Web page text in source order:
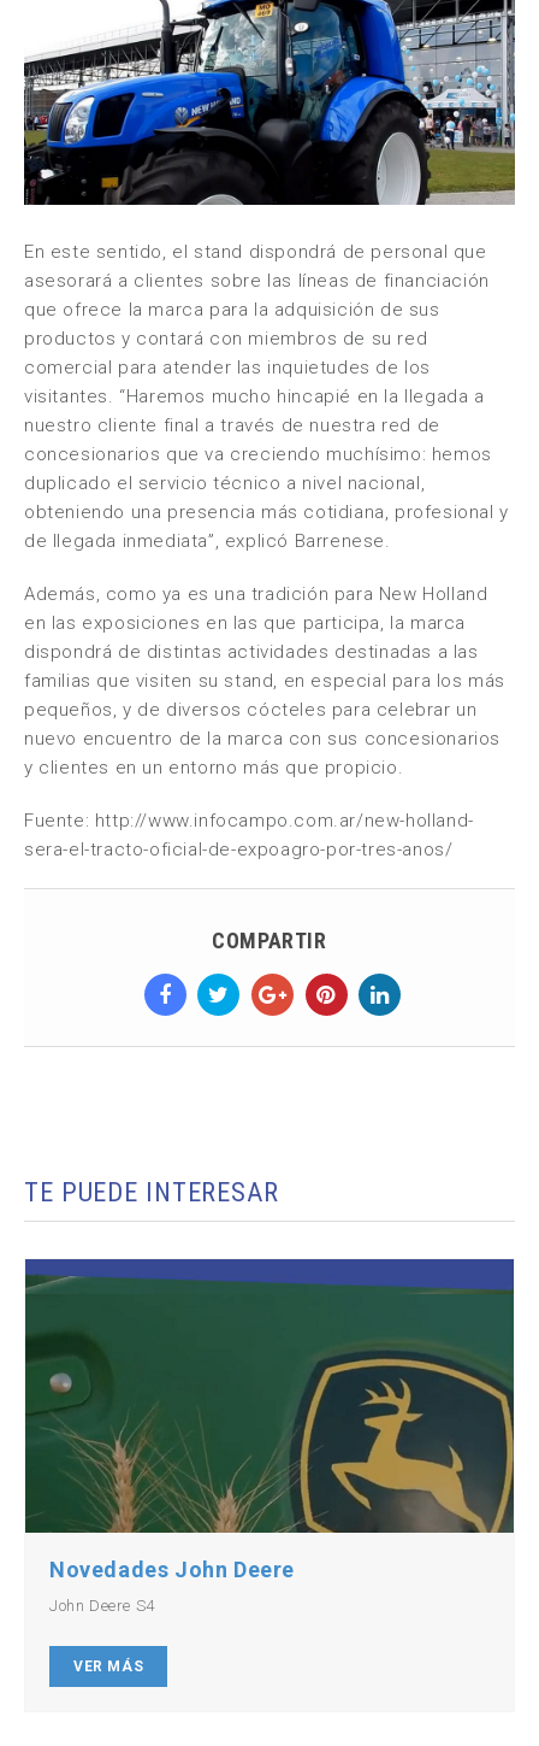
En este sentido, el stand dispondrá de personal que
asesorará a clientes sobre las líneas de financiación
que ofrece la marca para la adquisición de sus
productos y contará con miembros de su red
comercial para atender las inquietudes de los
visitantes. “Haremos mucho hincapié en la llegada a
nuestro cliente final a través de nuestra red de
concesionarios que va creciendo muchísimo: hemos
duplicado el servicio técnico a nivel nacional,
obteniendo una presencia más cotidiana, profesional y
de llegada inmediata”, explicó Barrenese.
Además, como ya es una tradición para New Holland
en las exposiciones en las que participa, la marca
dispondrá de distintas actividades destinadas a las
familias que visiten su stand, en especial para los más
pequeños, y de diversos cócteles para celebrar un
nuevo encuentro de la marca con sus concesionarios
y clientes en un entorno más que propicio.
Fuente: http://www.infocampo.com.ar/new-holland-
sera-el-tracto-oficial-de-expoagro-por-tres-anos/
COMPARTIR
TE PUEDE INTERESAR
Novedades John Deere
John Deere S4
VER MÁS